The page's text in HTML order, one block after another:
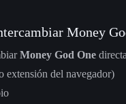
Money
Money God One
extensión del navegador)